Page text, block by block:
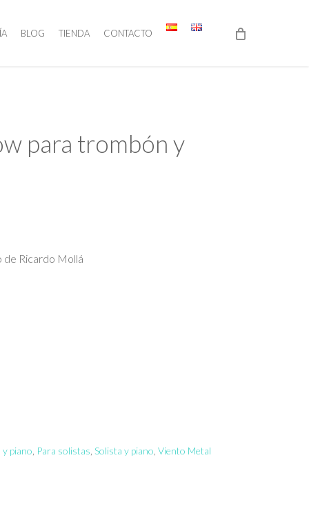
BLOG TIENDA CONTACTO
para trombón y
Ricardo Mollá
y piano Para solistas Solista y piano Viento Metal